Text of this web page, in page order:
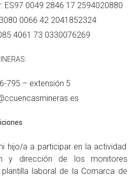
ES97 0049 2846 17 2594020880
0066 42 2041852324
4061 73 0330076269
795 – extensión 5
hijo/a a participar en la actividad
y dirección de los monitores
laboral de la Comarca de